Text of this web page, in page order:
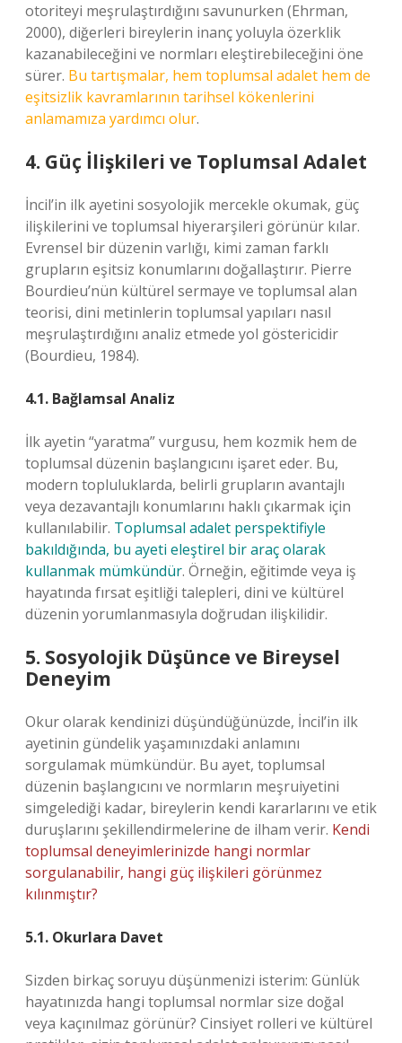
otoriteyi meşrulaştırdığını savunurken (Ehrman,
2000), diğerleri bireylerin inanç yoluyla özerklik
kazanabileceğini ve normları eleştirebileceğini öne
sürer. Bu tartışmalar, hem toplumsal adalet hem de
eşitsizlik kavramlarının tarihsel kökenlerini
anlamamıza yardımcı olur.
4. Güç İlişkileri ve Toplumsal Adalet
İncil’in ilk ayetini sosyolojik mercekle okumak, güç
ilişkilerini ve toplumsal hiyerarşileri görünür kılar.
Evrensel bir düzenin varlığı, kimi zaman farklı
grupların eşitsiz konumlarını doğallaştırır. Pierre
Bourdieu’nün kültürel sermaye ve toplumsal alan
teorisi, dini metinlerin toplumsal yapıları nasıl
meşrulaştırdığını analiz etmede yol göstericidir
(Bourdieu, 1984).
4.1. Bağlamsal Analiz
İlk ayetin “yaratma” vurgusu, hem kozmik hem de
toplumsal düzenin başlangıcını işaret eder. Bu,
modern topluluklarda, belirli grupların avantajlı
veya dezavantajlı konumlarını haklı çıkarmak için
kullanılabilir. Toplumsal adalet perspektifiyle
bakıldığında, bu ayeti eleştirel bir araç olarak
kullanmak mümkündür. Örneğin, eğitimde veya iş
hayatında fırsat eşitliği talepleri, dini ve kültürel
düzenin yorumlanmasıyla doğrudan ilişkilidir.
5. Sosyolojik Düşünce ve Bireysel
Deneyim
Okur olarak kendinizi düşündüğünüzde, İncil’in ilk
ayetinin gündelik yaşamınızdaki anlamını
sorgulamak mümkündür. Bu ayet, toplumsal
düzenin başlangıcını ve normların meşruiyetini
simgelediği kadar, bireylerin kendi kararlarını ve etik
duruşlarını şekillendirmelerine de ilham verir. Kendi
toplumsal deneyimlerinizde hangi normlar
sorgulanabilir, hangi güç ilişkileri görünmez
kılınmıştır?
5.1. Okurlara Davet
Sizden birkaç soruyu düşünmenizi isterim: Günlük
hayatınızda hangi toplumsal normlar size doğal
veya kaçınılmaz görünür? Cinsiyet rolleri ve kültürel